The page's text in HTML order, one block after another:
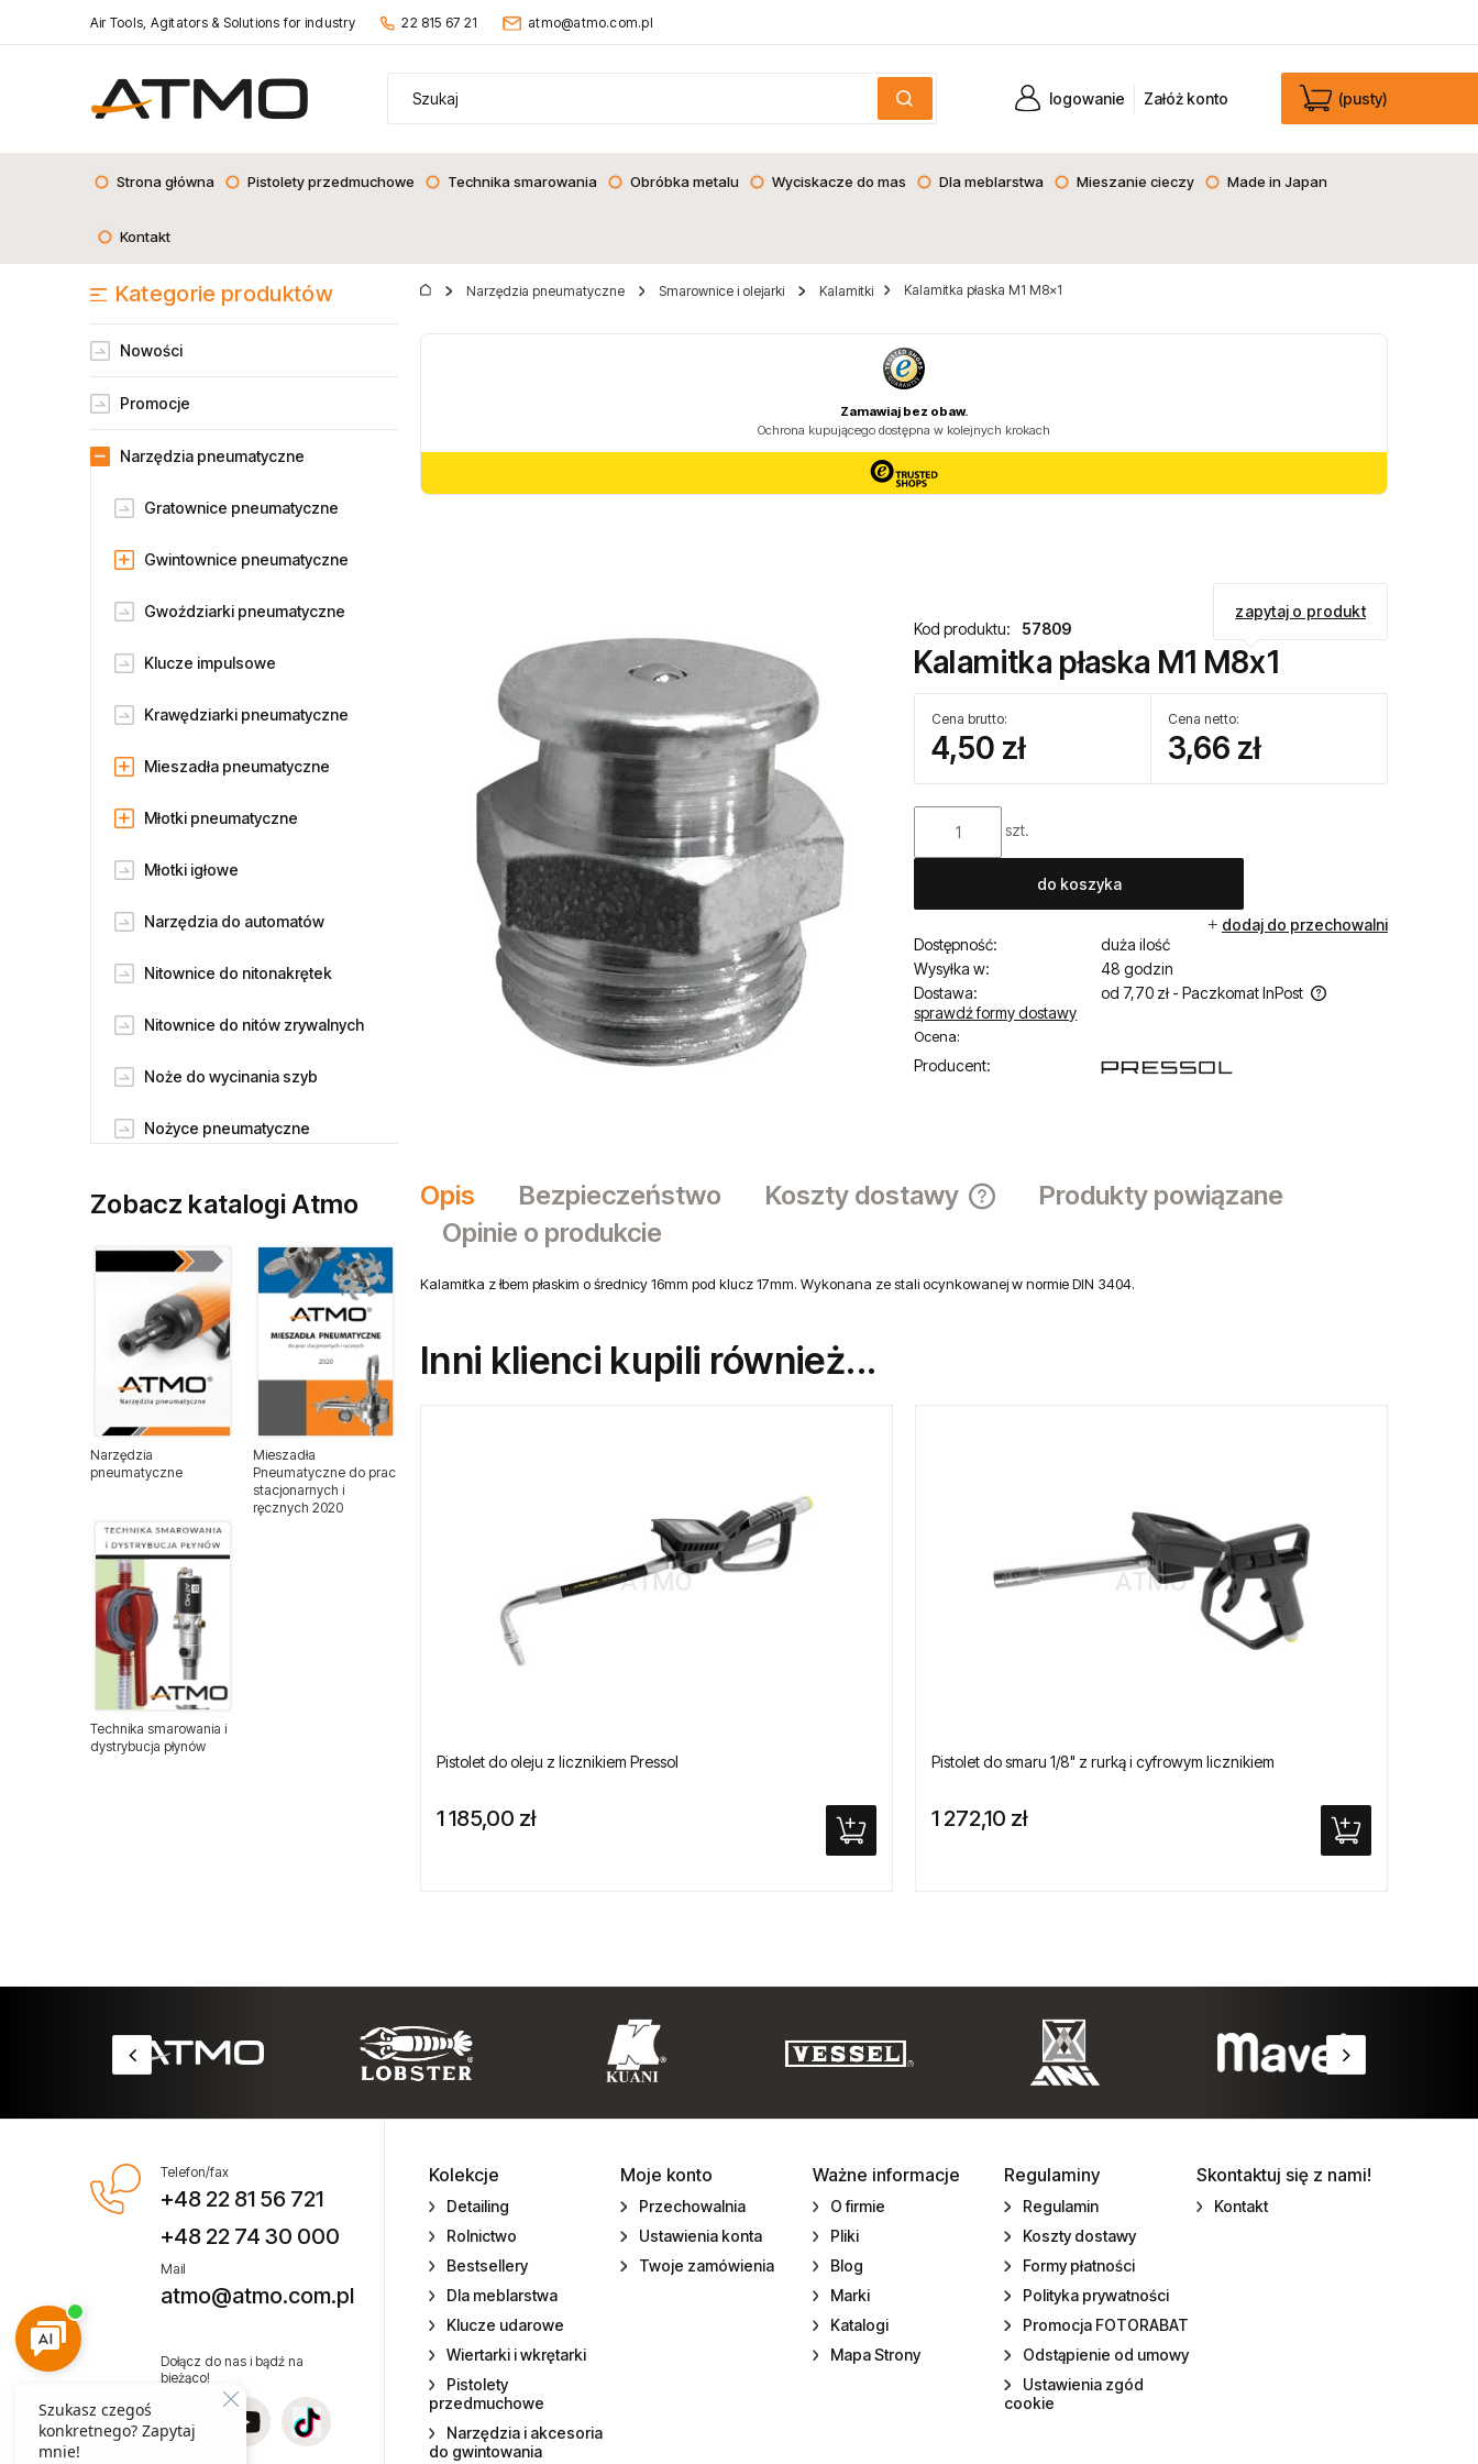
Air Tools, Agitators & Solutions for industry 22 815 67 21 atmo@atmo.com.pl
(pusty)
Załóż konto
logowanie
Strona główna Pistolety przedmuchowe Technika smarowania Obróbka metalu Wyciskacze do mas Dla meblarstwa Mieszanie cieczy Made in Japan
Kontakt
Kategorie produktów
Narzędzia pneumatyczne
Gratownice pneumatyczne
Gwintownice pneumatyczne
Gwoździarki pneumatyczne
Klucze impulsowe
Krawędziarki pneumatyczne
Mieszadła pneumatyczne
Młotki pneumatyczne
Młotki igłowe
Narzędzia do automatów
Nitownice do nitonakrętek
Nitownice do nitów zrywalnych
Noże do wycinania szyb
Nożyce pneumatyczne
Pilnikarki pneumatyczne
Pneumatyczne klucze udarowe
Pneumatyczne klucze
zapadkowe
Pneumatyczne pisaki grawerskie
Pistolety lakiernicze
Pistolety lakiernicze BenBow
Pistolety natryskowe
Pistolety do pompowania kół
Pistolety do przedmuchiwania
Przecinarki pneumatyczne
Silniki pneumatyczne
Ostrza do szczypiec
Smarownice i olejarki
Kalamitki
Pompy ręczne
Nowości
Promocje
Zobacz katalogi Atmo
Narzędzia
pneumatyczne
Mieszadła
Pneumatyczne do prac
stacjonarnych i
ręcznych 2020
Technika smarowania i
dystrybucja płynów
Narzędzia pneumatyczne Smarownice i olejarki Kalamitki Kalamitka płaska M1 M8x1
Kalamitka płaska M1 M8x1
Cena brutto:
4,50 zł
Cena netto:
3,66 zł
szt.
do koszyka
dodaj do przechowalni
Dostępność:
duża ilość
Wysyłka w:
48 godzin
Dostawa:
od 7,70 zł - Paczkomat InPost
sprawdź formy dostawy
Ocena:
Producent:
Kod produktu: 57809
zapytaj o produkt
Opis Bezpieczeństwo Koszty dostawy
Produkty powiązane
Opinie o produkcie
Kalamitka z łbem płaskim o średnicy 16mm pod klucz 17mm. Wykonana ze stali ocynkowanej w normie DIN 3404.
Inni klienci kupili również...
Pistolet do oleju z licznikiem Pressol
1 185,00 zł
Pistolet do smaru 1/8" z rurką i cyfrowym licznikiem
1 272,10 zł
Telefon/fax
+48 22 81 56 721
+48 22 74 30 000
Mail
atmo@atmo.com.pl
Dołącz do nas i bądź na
bieżąco!
Kolekcje
Detailing
Rolnictwo
Bestsellery
Dla meblarstwa
Klucze udarowe
Wiertarki i wkrętarki
Pistolety
przedmuchowe
Narzędzia i akcesoria
do gwintowania
Moje konto
Przechowalnia
Ustawienia konta
Twoje zamówienia
Ważne informacje
O firmie
Pliki
Blog
Marki
Katalogi
Mapa Strony
Regulaminy
Regulamin
Koszty dostawy
Formy płatności
Polityka prywatności
Promocja FOTORABAT
Odstąpienie od umowy
Ustawienia zgód
cookie
Skontaktuj się z nami!
Kontakt